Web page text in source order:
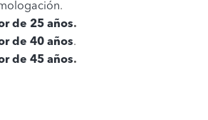
.
de 25 años.
de 40 años.
de 45 años.